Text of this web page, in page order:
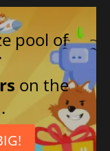
pool of
on the